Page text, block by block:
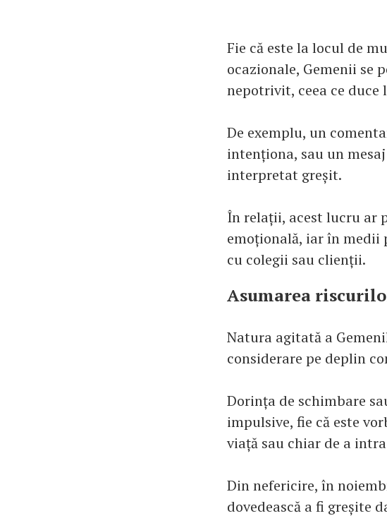
Fie că este la locul de
ocazionale, Gemenii se
nepotrivit, ceea ce
De exemplu, un
intenționa, sau un
interpretat greșit.
În relații, acest lucru ar
emoțională, iar în medii
cu colegii sau clienții.
Asumarea
Natura agitată a
considerare pe deplin
Dorința de schimbare
impulsive, fie că este
viață sau chiar de a
Din nefericire, în
dovedească a fi greșite